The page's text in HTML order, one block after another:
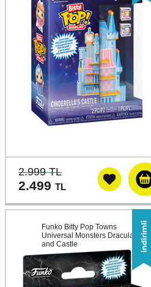
2.999 TL
2.499TL
Funko Bitty Pop Towns
Universal Monsters Dracula
and Castle